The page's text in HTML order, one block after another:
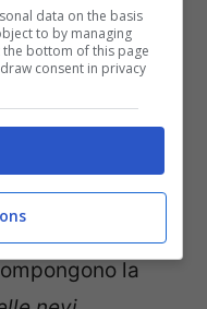
hanno letto la
e, infine,
proposti.
non vi
la
data on the basis
to by managing
bottom of this page
consent in privacy